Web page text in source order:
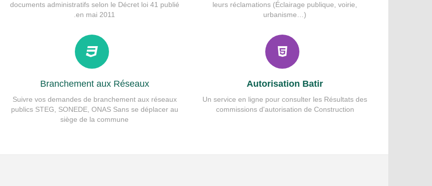
leurs réclamations (Éclairage publique, voirie,
urbanisme…)
Autorisation Batir
Un service en ligne pour consulter les Résultats des
commissions d'autorisation de Construction
documents administratifs selon le Décret loi 41 publié
en mai 2011.
Branchement aux Réseaux
Suivre vos demandes de branchement aux réseaux
publics STEG, SONEDE, ONAS Sans se déplacer au
siège de la commune